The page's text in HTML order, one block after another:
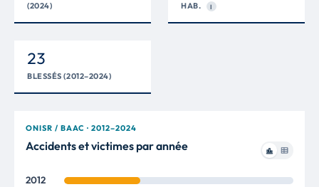
(2024)
HAB.
I
23
BLESSÉS (2012–2024)
ONISR / BAAC · 2012–2024
Accidents et victimes par année
2012